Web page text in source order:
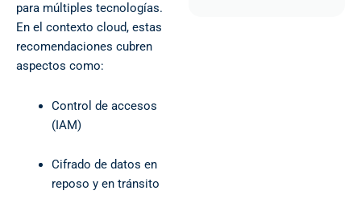
para múltiples tecnologías.
En el contexto cloud, estas
recomendaciones cubren
aspectos como:
Control de accesos
(IAM)
Cifrado de datos en
reposo y en tránsito